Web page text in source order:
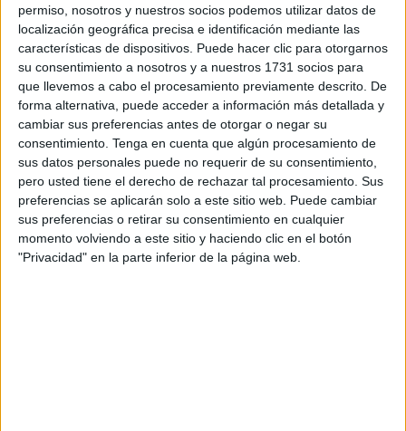
permiso, nosotros y nuestros socios podemos utilizar datos de
localización geográfica precisa e identificación mediante las
características de dispositivos. Puede hacer clic para otorgarnos
su consentimiento a nosotros y a nuestros 1731 socios para
que llevemos a cabo el procesamiento previamente descrito. De
forma alternativa, puede acceder a información más detallada y
cambiar sus preferencias antes de otorgar o negar su
consentimiento. Tenga en cuenta que algún procesamiento de
sus datos personales puede no requerir de su consentimiento,
pero usted tiene el derecho de rechazar tal procesamiento. Sus
preferencias se aplicarán solo a este sitio web. Puede cambiar
sus preferencias o retirar su consentimiento en cualquier
momento volviendo a este sitio y haciendo clic en el botón
"Privacidad" en la parte inferior de la página web.
los peligros de las estafas telefónicas.
La respuesta a la pregunta planteada por las autoridades
probablemente sea un “no” por parte de la mayoría de las
personas, algo que es entendible considerando lo
complicado que resulta hacerlo con losavances
tecnológicos.
Así advierte la Policía Nacional sobre
el riesgo que existe
En la escena que plantea la Policía Nacional en su